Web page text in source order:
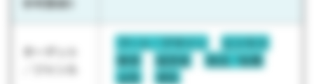
ターゲット
／ジャンル
アート／デザイン
ビジネス
教育
経営者
就活／転職
女性
男性